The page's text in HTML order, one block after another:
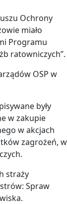
Ochrony
miało
Programu
ratowniczych”.
OSP w
były
w zakupie
w akcjach
zagrożeń, w
straży
Spraw